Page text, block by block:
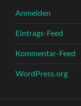
Anmelden
Eintrags-Feed
Kommentar-Feed
WordPress.org